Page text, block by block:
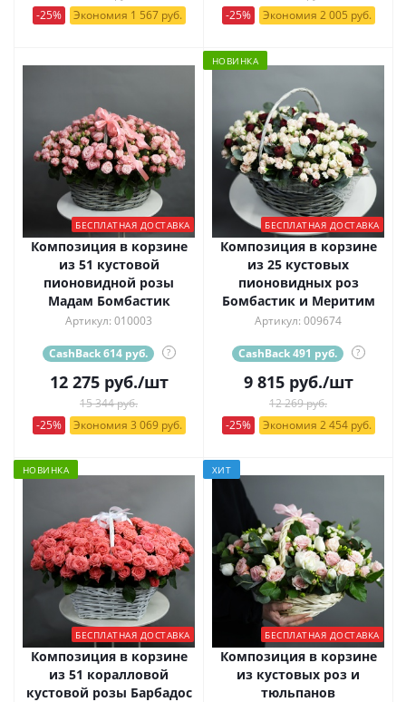
-25%
Экономия 1 567 руб.
-25%
Экономия 2 005 руб.
БЕСПЛАТНАЯ ДОСТАВКА
Композиция в корзине
из 51 кустовой
пионовидной розы
Мадам Бомбастик
Артикул: 010003
CashBack 614 руб. ?
12 275руб./шт
15 344 руб.
-25%
Экономия 3 069 руб.
НОВИНКА
БЕСПЛАТНАЯ ДОСТАВКА
Композиция в корзине
из 25 кустовых
пионовидных роз
Бомбастик и Меритим
Артикул: 009674
CashBack 491 руб. ?
9 815руб./шт
12 269 руб.
-25%
Экономия 2 454 руб.
НОВИНКА
БЕСПЛАТНАЯ ДОСТАВКА
Композиция в корзине
из 51 коралловой
кустовой розы Барбадос
ХИТ
БЕСПЛАТНАЯ ДОСТАВКА
Композиция в корзине
из кустовых роз и
тюльпанов